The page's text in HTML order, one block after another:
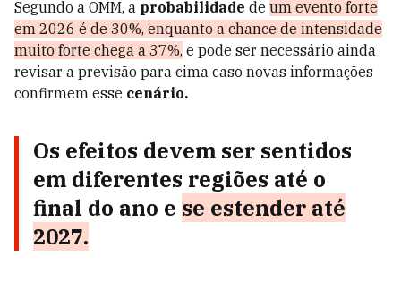
Segundo a OMM, a probabilidade de um evento forte
em 2026 é de 30%, enquanto a chance de intensidade
muito forte chega a 37%, e pode ser necessário ainda
revisar a previsão para cima caso novas informações
confirmem esse cenário.
Os efeitos devem ser sentidos
em diferentes regiões até o
final do ano e se estender até
2027.